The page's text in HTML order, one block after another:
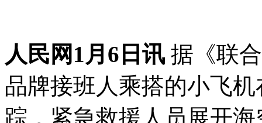
人民网1月6日讯 据《联
品牌接班人乘搭的小飞
踪，紧急救援人员展开